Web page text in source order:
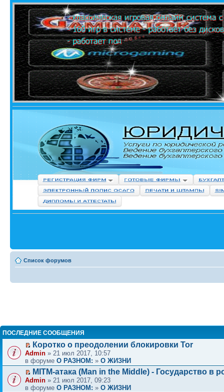
Список форумов
ПОСЛЕДНИЕ СООБЩЕНИЯ
Коротко о преодолении блокировки Tor
Admin » 21 июл 2017, 10:57
в форуме О РАЗНОМ: » О ЖИЗНИ
MITM-атака (Man in the Middle) - Государство в
Admin » 21 июл 2017, 09:23
в форуме О РАЗНОМ: » О ЖИЗНИ